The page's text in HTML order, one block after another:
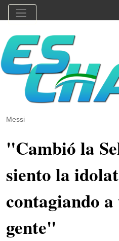
Messi
"Cambió la
siento la
contagiando
gente"